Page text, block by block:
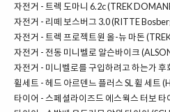
자전거 - 트렉 도마니 6.2c (TREK
자전거 - 리떼 보스버그 3.0 (RITTE
자전거 - 트렉 프로젝트원 올-뉴 마돈
자전거 - 전동 미니벨로 알슨바이크
자전거 - 미니벨로를 구입하려고 하는가
휠세트 -헤드 아르덴느 플러스 SL 휠 세트
타이어 -스페셜라이즈드 에스웍스 터보